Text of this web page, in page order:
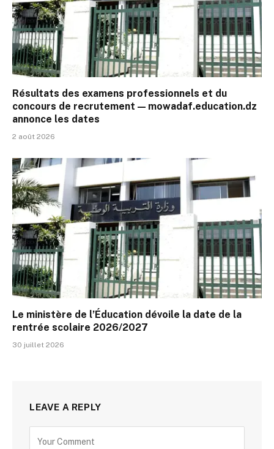
Résultats des examens professionnels et du
concours de recrutement — mowadaf.education.dz
annonce les dates
2 août 2026
Le ministère de l’Éducation dévoile la date de la
rentrée scolaire 2026/2027
30 juillet 2026
LEAVE A REPLY